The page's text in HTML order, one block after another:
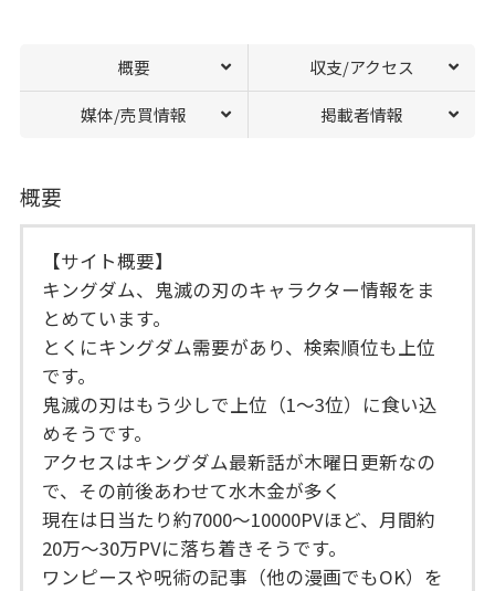
概要 収支/アクセス
媒体/売買情報 掲載者情報
概要
【サイト概要】
キングダム、鬼滅の刃のキャラクター情報をま
とめています。
とくにキングダム需要があり、検索順位も上位
です。
鬼滅の刃はもう少しで上位（1～3位）に食い込
めそうです。
アクセスはキングダム最新話が木曜日更新なの
で、その前後あわせて水木金が多く
現在は日当たり約7000～10000PVほど、月間約
20万～30万PVに落ち着きそうです。
ワンピースや呪術の記事（他の漫画でもOK）を